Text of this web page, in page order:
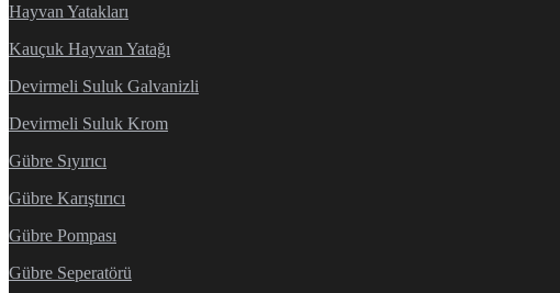
Hayvan Yatakları
Kauçuk Hayvan Yatağı
Devirmeli Suluk Galvanizli
Devirmeli Suluk Krom
Gübre Sıyırıcı
Gübre Karıştırıcı
Gübre Pompası
Gübre Seperatörü